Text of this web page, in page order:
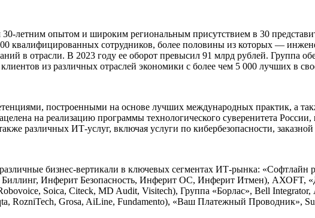
опытом и широким региональным присутствием в 30
квалифицированных сотрудников, более половины из которых —
в отрасли. В 2023 году ее оборот превысил 91 млрд рублей. Группа
из различных отраслей экономики с более чем 5 000 лучших в
построенными на основе лучших международных практик, а
на реализацию программы технологического суверенитета России,
различных ИТ-услуг, включая услуги по кибербезопасности,
бизнес-вертикали в ключевых сегментах ИТ-рынка:
Инферит Безопасность, Инферит ОС, Инферит Итмен), AХОFT,
Soica, Citeck, MD Audit, Visitech), Группа «Борлас», Bell
RozniTech, Grosa, AiLine, Fundamento), «Ваш Платежный